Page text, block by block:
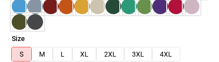
Size
S
M L XL 2XL 3XL
4XL